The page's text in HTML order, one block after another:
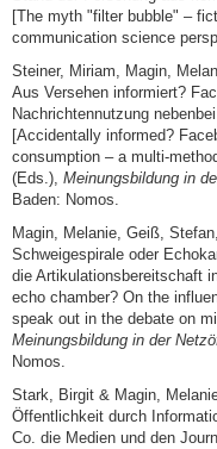
[The myth "filter bubble" –
communication science
Steiner, Miriam, Magin,
Aus Versehen informiert?
Nachrichtennutzung
[Accidentally informed?
consumption – a multi-
(Eds.), Meinungsbildung in
Baden: Nomos.
Magin, Melanie, Geiß,
Schweigespirale oder
die Artikulationsbereitschaft
echo chamber? On the
speak out in the debate on
Meinungsbildung in der
Nomos.
Stark, Birgit & Magin,
Öffentlichkeit durch
Co. die Medien und den